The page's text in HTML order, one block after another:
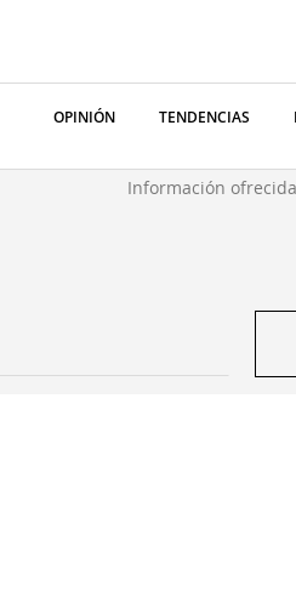
OPINIÓN TENDENCIAS
Información